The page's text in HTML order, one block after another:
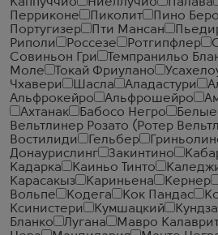
Перриконе
Пиколит Пино Беро
Португизер
Пти Мансан
Риполи
Россезе Ротгипфлер
Совиньон Гри
Темпранильо
Моле
Токай Фриулано
Чхавери
Шасла Аладастури
Альфрокейро
Альфрошейро
Ахтанак
Бабосо Негро
Вельтлинер Розато (Ротер
Востилиди
Гельбер
Донаурислинг
Закинтино
Кадарка
Каиньо Тинто
Карасакыз
Кариньена Кернер
Вольпе
Кодега Кок Пандас
Ксинистери
Кумшацкий Кундза
Бланко
Лугана Мавро